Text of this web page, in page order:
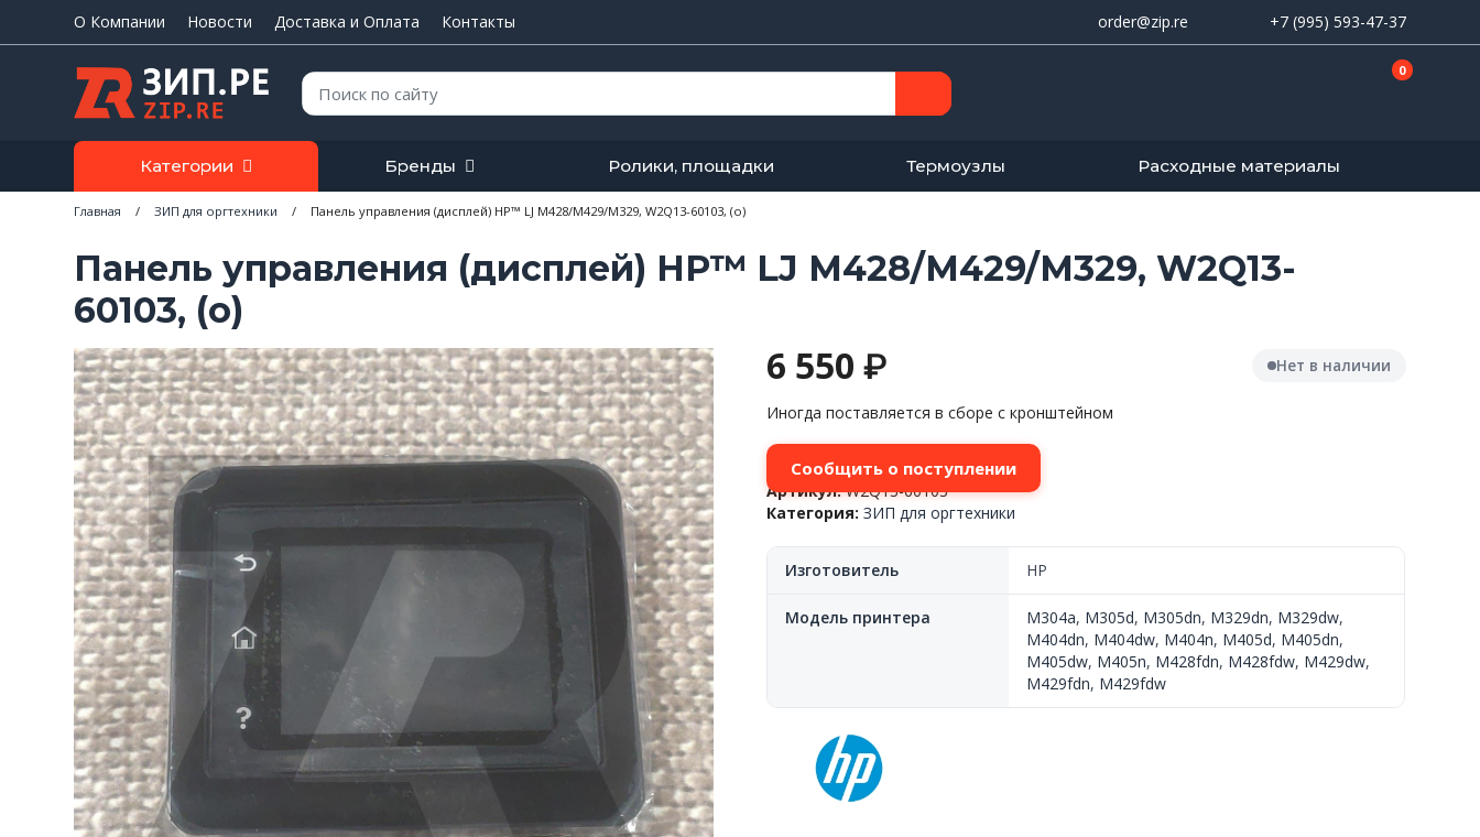
О Компании Новости Доставка и Оплата Контакты order@zip.re +7 (995) 593-47-37
Поиск: 0
Категории Бренды Ролики, площадки Термоузлы Расходные материалы
Главная / ЗИП для оргтехники / Панель управления (дисплей) HP™ LJ M428/M429/M329, W2Q13-60103, (o)
Панель управления (дисплей) HP™ LJ M428/M429/M329, W2Q13-
60103, (o)
6 550₽
Иногда поставляется в сборе с кронштейном
Нет в наличии
Сообщить о поступлении
Артикул:W2Q13-60103
Категория:ЗИП для оргтехники
Изготовитель HP
Модель принтера M304a, M305d, M305dn, M329dn, M329dw,
M404dn, M404dw, M404n, M405d, M405dn,
M405dw, M405n, M428fdn, M428fdw, M429dw,
M429fdn, M429fdw